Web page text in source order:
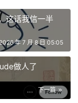
币化、预测市场和
新，到2026年第
早期项目融资的通
。Paradigm是一家
这话我信一半
年 7 月 8 日 05:05
做人了
下一篇